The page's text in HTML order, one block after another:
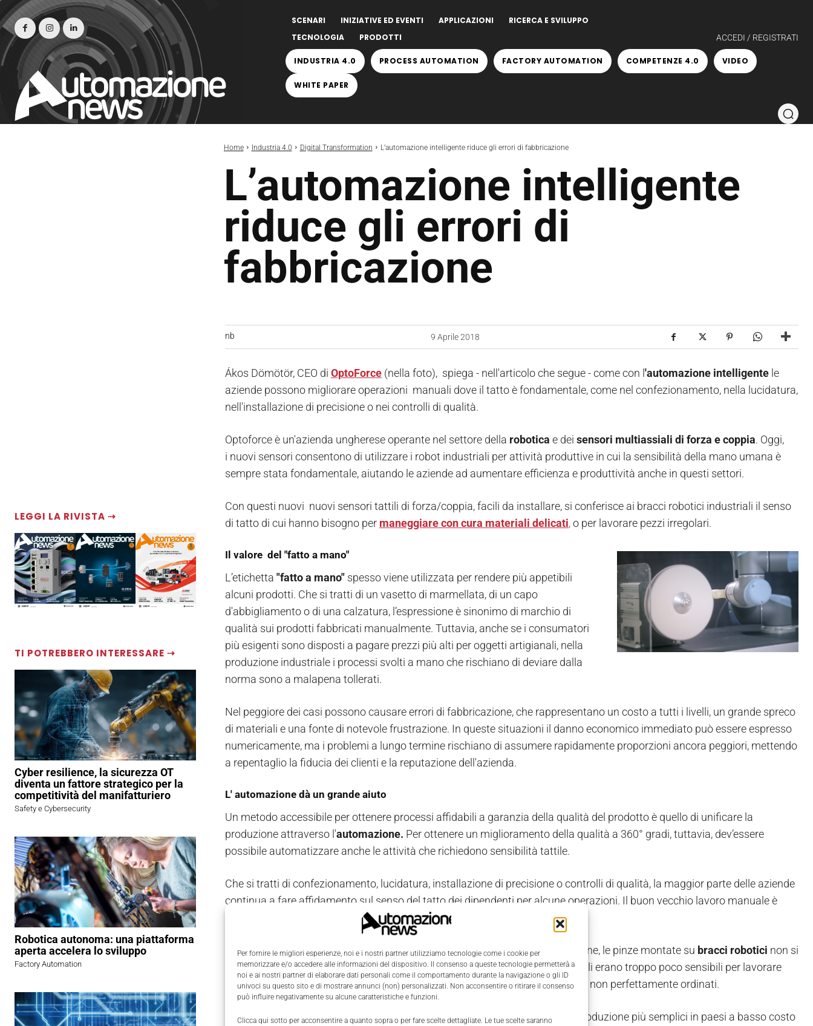
Per fornire le migliori esperienze, noi e i nostri partner utilizziamo tecnologie come i cookie per
memorizzare e/o accedere alle informazioni del dispositivo. Il consenso a queste tecnologie permetterà a
noi e ai nostri partner di elaborare dati personali come il comportamento durante la navigazione o gli ID
univoci su questo sito e di mostrare annunci (non) personalizzati. Non acconsentire o ritirare il consenso
può influire negativamente su alcune caratteristiche e funzioni.
Clicca qui sotto per acconsentire a quanto sopra o per fare scelte dettagliate. Le tue scelte saranno
SCENARI INIZIATIVE ED EVENTI APPLICAZIONI
RICERCA E SVILUPPO
TECNOLOGIA
PRODOTTI ACCEDI / REGISTRATI
INDUSTRIA 4.0 PROCESS AUTOMATION FACTORY AUTOMATION COMPETENZE 4.0 VIDEO
WHITE PAPER
Home Industria 4.0 Digital Transformation L’automazione intelligente riduce gli errori di fabbricazione
L’automazione intelligente
riduce gli errori di
fabbricazione
LEGGI LA RIVISTA ⇢
TI POTREBBERO INTERESSARE ⇢
Cyber resilience, la sicurezza OT
diventa un fattore strategico per la
competitività del manifatturiero
Safety e Cybersecurity
Robotica autonoma: una piattaforma
aperta accelera lo sviluppo
Factory Automation
nb 9 Aprile 2018
Ákos Dömötör, CEO di OptoForce (nella foto), spiega - nell'articolo che segue - come con l 'automazione intelligente le
aziende possono migliorare operazioni manuali dove il tatto è fondamentale, come nel confezionamento, nella lucidatura,
nell'installazione di precisione o nei controlli di qualità.
Optoforce è un'azienda ungherese operante nel settore della robotica e dei sensori multiassiali di forza e coppia. Oggi,
i nuovi sensori consentono di utilizzare i robot industriali per attività produttive in cui la sensibilità della mano umana è
sempre stata fondamentale, aiutando le aziende ad aumentare efficienza e produttività anche in questi settori.
Con questi nuovi nuovi sensori tattili di forza/coppia, facili da installare, si conferisce ai bracci robotici industriali il senso
di tatto di cui hanno bisogno per maneggiare con cura materiali delicati,o per lavorare pezzi irregolari.
Il valore del "fatto a mano"
L’etichetta "fatto a mano" spesso viene utilizzata per rendere più appetibili
alcuni prodotti. Che si tratti di un vasetto di marmellata, di un capo
d'abbigliamento o di una calzatura, l’espressione è sinonimo di marchio di
qualità sui prodotti fabbricati manualmente. Tuttavia, anche se i consumatori
più esigenti sono disposti a pagare prezzi più alti per oggetti artigianali, nella
produzione industriale i processi svolti a mano che rischiano di deviare dalla
norma sono a malapena tollerati.
Nel peggiore dei casi possono causare errori di fabbricazione, che rappresentano un costo a tutti i livelli, un grande spreco
di materiali e una fonte di notevole frustrazione. In queste situazioni il danno economico immediato può essere espresso
numericamente, ma i problemi a lungo termine rischiano di assumere rapidamente proporzioni ancora peggiori, mettendo
a repentaglio la fiducia dei clienti e la reputazione dell'azienda.
L' automazione dà un grande aiuto
Un metodo accessibile per ottenere processi affidabili a garanzia della qualità del prodotto è quello di unificare la
produzione attraverso l'automazione. Per ottenere un miglioramento della qualità a 360° gradi, tuttavia, dev’essere
possibile automatizzare anche le attività che richiedono sensibilità tattile.
Che si tratti di confezionamento, lucidatura, installazione di precisione o controlli di qualità, la maggior parte delle aziende
continua a fare affidamento sul senso del tatto dei dipendenti per alcune operazioni. Il buon vecchio lavoro manuale è
ancora la regola in molti campi della produzione industriale.
Anche se in passato, in certi casi, l'automazione è stata presa in considerazione, le pinze montate su bracci robotici non si
sono dimostrate in grado di svolgere compiti così complessi. I robot industriali erano troppo poco sensibili per lavorare
materiali delicati, reagire all’irregolarità dei pezzi o agire in ambienti produttivi non perfettamente ordinati.
In passato, le grandi aziende hanno risolto il problema spostando le fasi di produzione più semplici in paesi a basso costo